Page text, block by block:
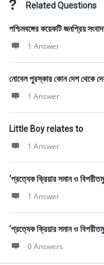
Related Questions
পশ্চিমবঙ্গের কয়েকটি জনপ্রিয়
1 Answer
নোবেল পুরস্কার কোন দেশ থেকে
1 Answer
Little Boy relates to
1 Answer
‘প্রত্যেক ক্রিয়ার সমান ও
1 Answer
‘প্রত্যেক ক্রিয়ার সমান ও
0 Answers